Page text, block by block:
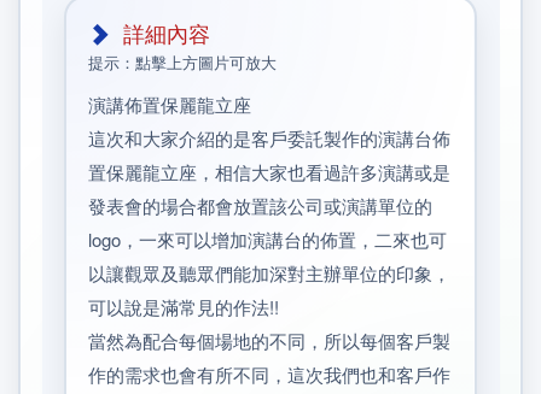
詳細內容
提示：點擊上方圖片可放大
演講佈置保麗龍立座
這次和大家介紹的是客戶委託製作的演講台佈
置保麗龍立座，相信大家也看過許多演講或是
發表會的場合都會放置該公司或演講單位的
logo，一來可以增加演講台的佈置，二來也可
以讓觀眾及聽眾們能加深對主辦單位的印象，
可以說是滿常見的作法!!
當然為配合每個場地的不同，所以每個客戶製
作的需求也會有所不同，這次我們也和客戶作